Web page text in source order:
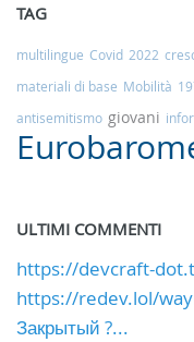
TAG
multilingue Covid 2022
materiali di base Mobilità
antisemitismo giovani
ULTIMI COMMENTI
https://devcraft-
https://redev.lol/
Закрытый ?...